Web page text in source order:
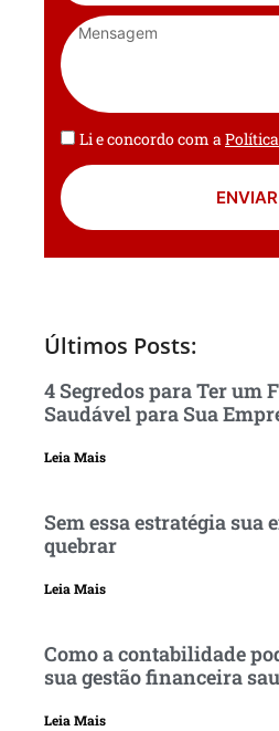
Li e concordo com a
ENVIAR
Últimos Posts:
4 Segredos para Ter um
Saudável para Sua
Leia Mais
Sem essa estratégia sua
quebrar
Leia Mais
Como a contabilidade
sua gestão financeira
Leia Mais